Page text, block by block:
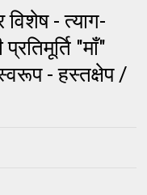
विशेष - त्याग-
"माँ"
- हस्तक्षेप /